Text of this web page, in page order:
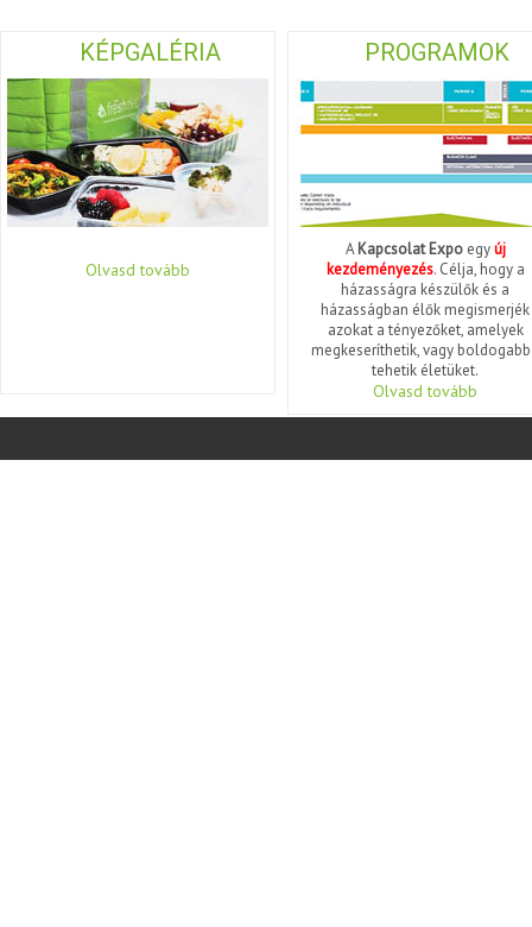
KÉPGALÉRIA
Olvasd tovább
PROGRAMOK
AKapcsolat Expoegyúj
kezdeményezés. Célja, hogy a
házasságra készülők és a
házasságban élők megismerjék
azokat a tényezőket, amelyek
megkeseríthetik, vagy
tehetik életüket.
Olvasd tovább